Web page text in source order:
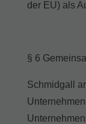
der EU) als
§ 6
Schmidgall